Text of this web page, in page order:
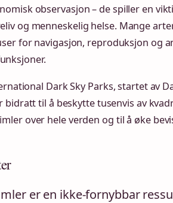
observasjon – de spiller en
og menneskelig helse. Mange
for navigasjon, reproduksjon og
Dark Sky Parks, startet av
bidratt til å beskytte tusenvis av
over hele verden og til å øke
er en ikke-fornybbar